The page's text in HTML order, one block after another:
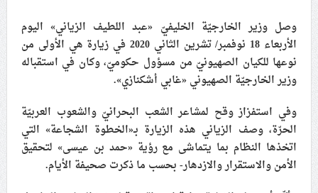
علماء البحرين: طلب الترخيص والإجازة من السلطة في
ممارسة الشعائر الحسينيّة هو في حقيقته محاربة لقضيّة
الإمام الحسين «ع»
لجنة مراسم الوداع والتشييع ومواراة الجثمان للإمام الشهيد
إيران والعراق
وصل وزير الخارجيّة الخليفيّ «عبد اللطيف الزياني» اليوم
الأربعاء 18 نوفمبر/ تشرين الثاني 2020 في زيارة هي الأولى من
نوعها للكيان الصهيونيّ من مسؤول حكوميّ، وكان في استقباله
وزير الخارجيّة الصهيوني «غابي أشكنازي».
وفي استفزاز وقح لمشاعر الشعب البحرانيّ والشعوب العربيّة
الحرّة، وصف الزياني هذه الزيارة بـ«الخطوة الشجاعة» التي
اتخذها النظام بما يتماشى مع رؤية «حمد بن عيسى» لتحقيق
الأمن والاستقرار والازدهار- بحسب ما ذكرت صحيفة الأيام.